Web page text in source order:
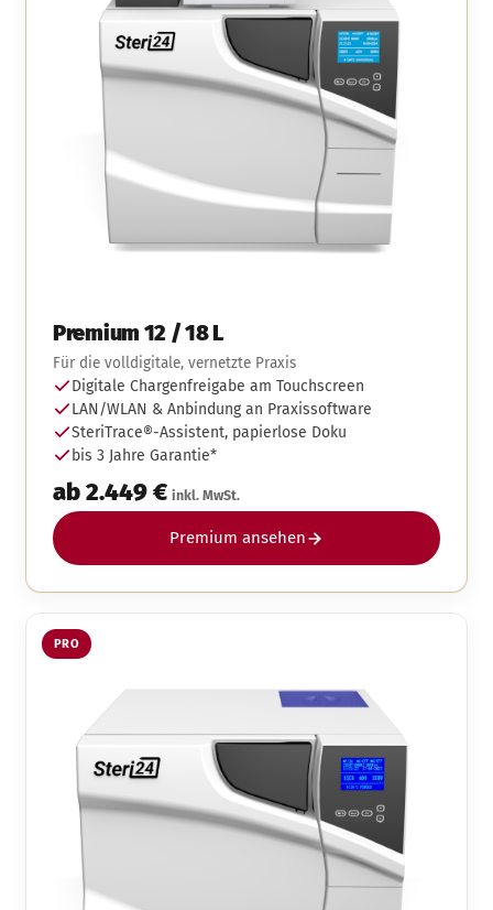
Premium 12 / 18 L
Für die volldigitale, vernetzte Praxis
Digitale Chargenfreigabe am Touchscreen
LAN/WLAN & Anbindung an Praxissoftware
SteriTrace®-Assistent, papierlose Doku
bis 3 Jahre Garantie*
ab 2.449 € inkl. MwSt.
Premium ansehen
PRO